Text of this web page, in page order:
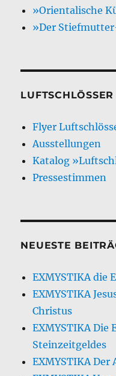
»Orientalische
»Der
LUFTSCHLÖSSER
Flyer
Ausstellungen
Katalog
Pressestimmen
NEUESTE
EXMYSTIKA die
EXMYSTIKA
Christus
EXMYSTIKA Die
Steinzeitgeldes
EXMYSTIKA Der